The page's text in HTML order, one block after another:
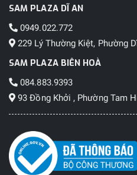
SAM PLAZA DĨ AN
0949.022.772
229 Lý Thường Kiệt, Phường
SAM PLAZA BIÊN HOÀ
084.883.9393
93 Đồng Khởi , Phường Tam